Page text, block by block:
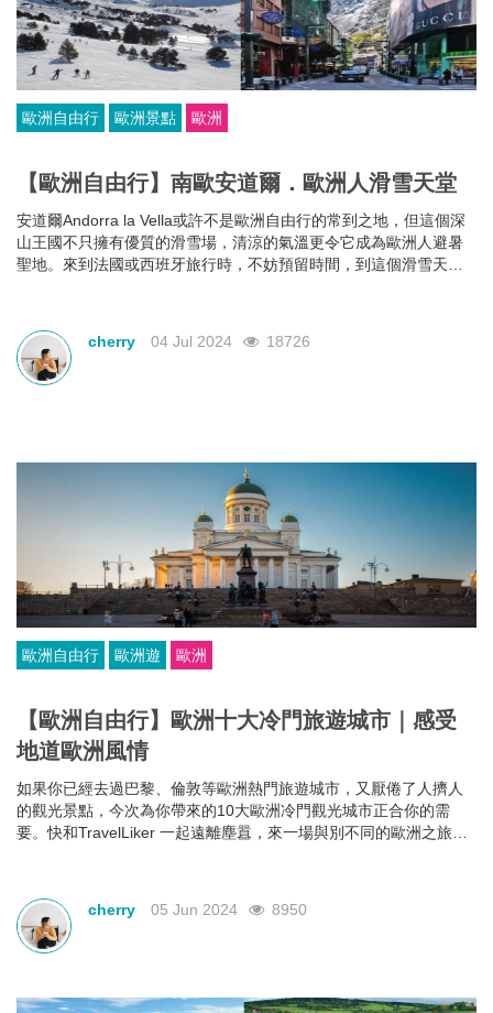
歐洲自由行 歐洲景點 歐洲
【歐洲自由行】南歐安道爾．歐洲人滑雪天堂
安道爾Andorra la Vella或許不是歐洲自由行的常到之地，但這個深
山王國不只擁有優質的滑雪場，清涼的氣溫更令它成為歐洲人避暑
聖地。來到法國或西班牙旅行時，不妨預留時間，到這個滑雪天堂
cherry 04 Jul 2024 18726
歐洲自由行 歐洲遊 歐洲
【歐洲自由行】歐洲十大冷門旅遊城市｜感受
地道歐洲風情
如果你已經去過巴黎、倫敦等歐洲熱門旅遊城市，又厭倦了人擠人
的觀光景點，今次為你帶來的10大歐洲冷門觀光城市正合你的需
要。快和TravelLiker 一起遠離塵囂，來一場與別不同的歐洲之旅，
cherry 05 Jun 2024 8950